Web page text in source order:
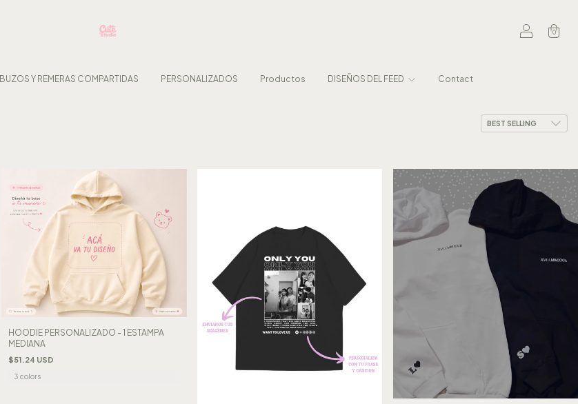
0
BUZOS Y REMERAS COMPARTIDAS PERSONALIZADOS Productos DISEÑOS DEL FEED Contact
HOODIE PERSONALIZADO - 1 ESTAMPA
MEDIANA
$51.24 USD
3 colors